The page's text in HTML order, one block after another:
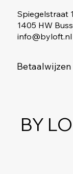
Spiegelstraat
1405 HW
info@byloft.nl
Betaalwijzen
BY